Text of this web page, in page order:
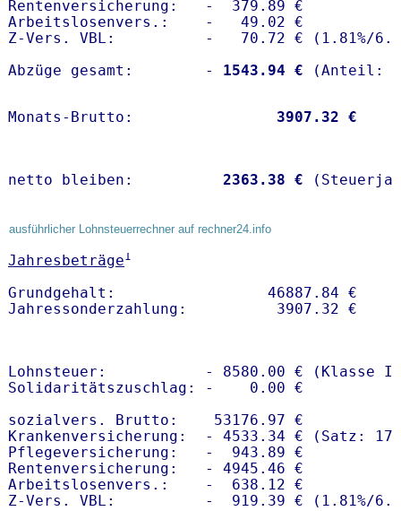
Rentenversicherung:   -  379.89 €
Arbeitslosenvers.:    -   49.02 €
Z-Vers. VBL:          -   70.72 € ( 1.81%/
Abzüge gesamt:        -
1543.94 €
Monats-Brutto: 3907.32 €
netto bleiben: 2363.38 €
ausführlicher Lohnsteuerrechner auf rechner24.info
Jahresbeträge1
Grundgehalt:                 46887.84 €
Lohnsteuer:           - 8580.00 € (Klasse I)
Solidaritätszuschlag: -    0.00 €
sozialvers. Brutto:    53176.97 €
Krankenversicherung:  - 4533.34 € (Satz:
Pflegeversicherung:   -  943.89 €
Rentenversicherung:   - 4945.46 €
Arbeitslosenvers.:    -  638.12 €
Z-Vers. VBL:          -  919.39 € ( 1.81%/